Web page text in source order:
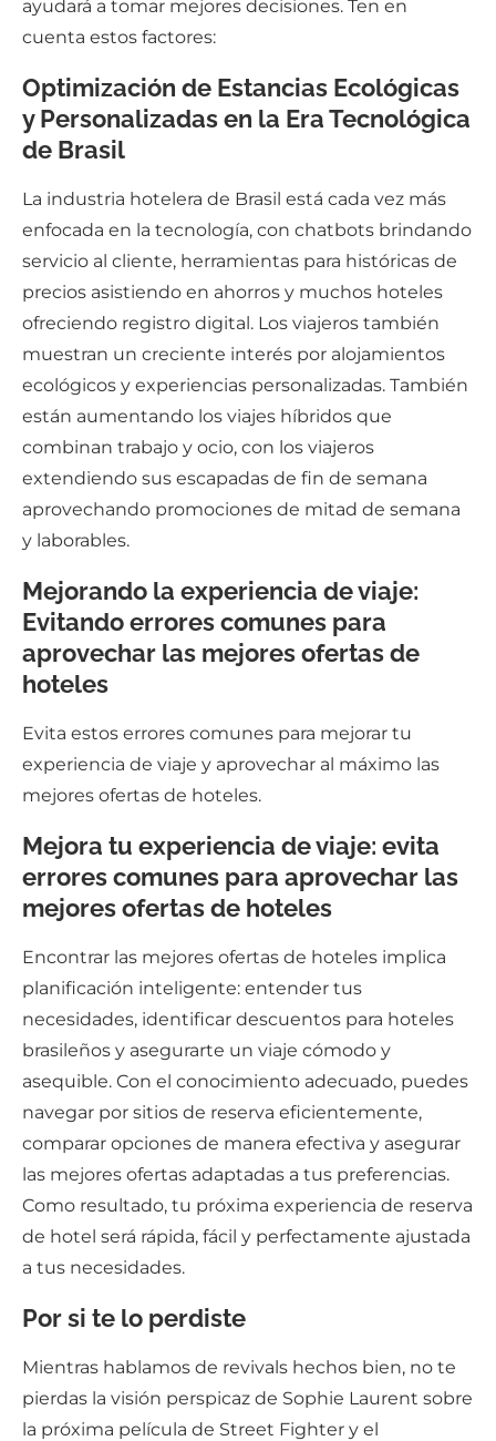
ayudará a tomar mejores decisiones. Ten en
cuenta estos factores:
Optimización de Estancias Ecológicas
y Personalizadas en la Era Tecnológica
de Brasil
La industria hotelera de Brasil está cada vez más
enfocada en la tecnología, con chatbots brindando
servicio al cliente, herramientas para históricas de
precios asistiendo en ahorros y muchos hoteles
ofreciendo registro digital. Los viajeros también
muestran un creciente interés por alojamientos
ecológicos y experiencias personalizadas. También
están aumentando los viajes híbridos que
combinan trabajo y ocio, con los viajeros
extendiendo sus escapadas de fin de semana
aprovechando promociones de mitad de semana
y laborables.
Mejorando la experiencia de viaje:
Evitando errores comunes para
aprovechar las mejores ofertas de
hoteles
Evita estos errores comunes para mejorar tu
experiencia de viaje y aprovechar al máximo las
mejores ofertas de hoteles.
Mejora tu experiencia de viaje: evita
errores comunes para aprovechar las
mejores ofertas de hoteles
Encontrar las mejores ofertas de hoteles implica
planificación inteligente: entender tus
necesidades, identificar descuentos para hoteles
brasileños y asegurarte un viaje cómodo y
asequible. Con el conocimiento adecuado, puedes
navegar por sitios de reserva eficientemente,
comparar opciones de manera efectiva y asegurar
las mejores ofertas adaptadas a tus preferencias.
Como resultado, tu próxima experiencia de reserva
de hotel será rápida, fácil y perfectamente ajustada
a tus necesidades.
Por si te lo perdiste
Mientras hablamos de revivals hechos bien, no te
pierdas la visión perspicaz de Sophie Laurent sobre
la próxima película de Street Fighter y el